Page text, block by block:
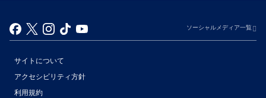
ソーシャルメディア一覧
サイトについて
アクセシビリティ方針
利用規約